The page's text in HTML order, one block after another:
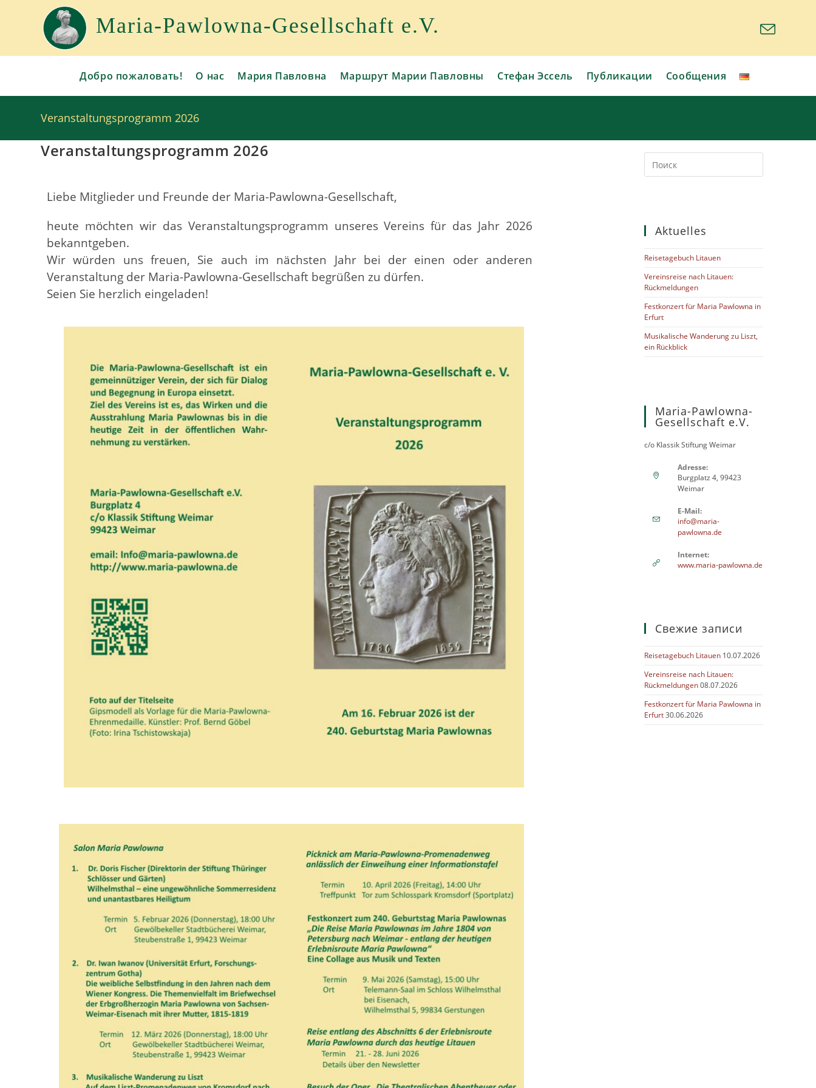
Maria-Pawlowna-Gesellschaft e.V.
Добро пожаловать! О нас Мария Павловна Маршрут Марии Павловны Стефан Эссель Публикации Сообщения
Veranstaltungsprogramm 2026
Veranstaltungsprogramm 2026
Liebe Mitglieder und Freunde der Maria-Pawlowna-Gesellschaft,
heute möchten wir das Veranstaltungsprogramm unseres Vereins für das Jahr 2026
bekanntgeben.
Wir würden uns freuen, Sie auch im nächsten Jahr bei der einen oder anderen
Veranstaltung der Maria-Pawlowna-Gesellschaft begrüßen zu dürfen.
Seien Sie herzlich eingeladen!
Aktuelles
Reisetagebuch Litauen
Vereinsreise nach Litauen:
Rückmeldungen
Festkonzert für Maria Pawlowna in
Erfurt
Musikalische Wanderung zu Liszt,
ein Rückblick
Maria-Pawlowna-
Gesellschaft e.V.
c/o Klassik Stiftung Weimar
Adresse:
Burgplatz 4, 99423
Weimar
E-Mail:
info@maria-
pawlowna.de
Internet:
www.maria-pawlowna.de
Свежие записи
Reisetagebuch Litauen 10.07.2026
Vereinsreise nach Litauen:
Rückmeldungen08.07.2026
Festkonzert für Maria Pawlowna in
Erfurt30.06.2026